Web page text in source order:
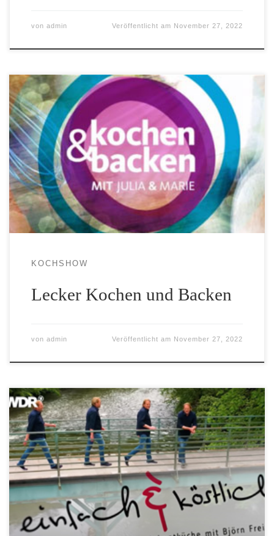
von admin Veröffentlicht am November 27, 2022
mit Julia Komp & Marie Simon
KOCHSHOW
Lecker Kochen und Backen
von admin Veröffentlicht am November 27, 2022
mit Björn Freitag & Agata Reul